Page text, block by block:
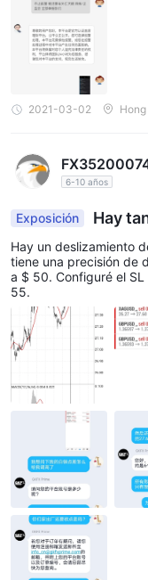
junto con
MetaBooster para
2021-03-02
6-10 años
Exposición Hay
Hay un deslizamiento
tiene una precisión de
a $ 50. Configuré el
55.